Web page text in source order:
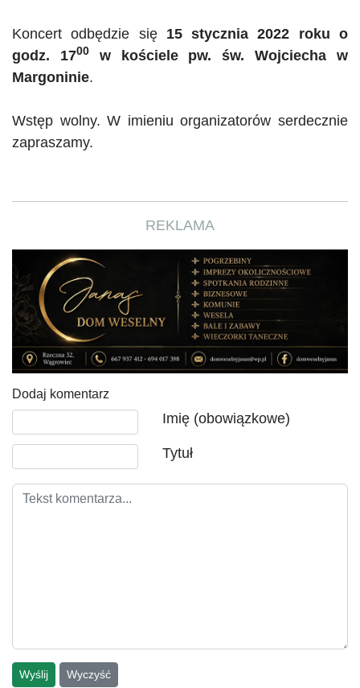
Koncert odbędzie się 15 stycznia 2022 roku o
godz. 1700
w kościele pw. św. Wojciecha w
Margoninie.
Wstęp wolny. W imieniu organizatorów serdecznie
zapraszamy.
REKLAMA
Dodaj komentarz
Imię (obowiązkowe)
Tytuł
Wyślij Wyczyść